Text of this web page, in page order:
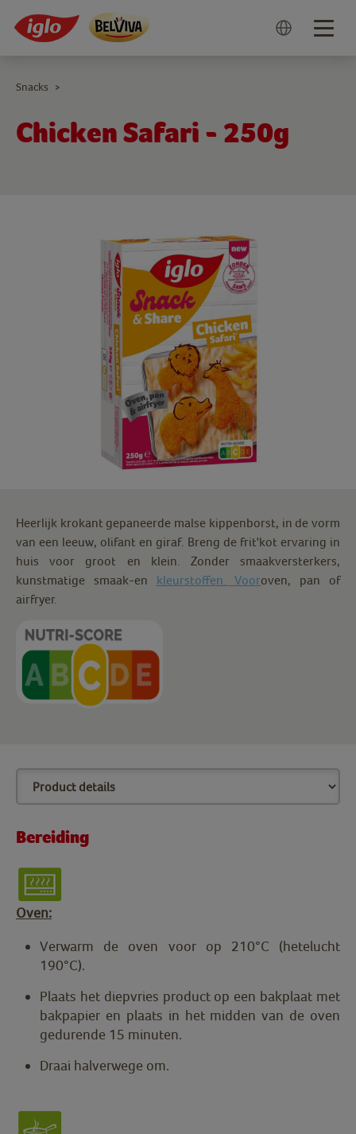
Chicken Safari - 250g
Snacks >
Heerlijk krokant gepaneerde malse kippenborst, in de vorm
van een leeuw, olifant en giraf. Breng de frit'kot ervaring in
huis voor groot en klein. Zonder smaakversterkers,
kunstmatige smaak-en kleurstoffen. Vooroven, pan of
airfryer.
Bereiding
Oven:
Verwarm de oven voor op 210°C (hetelucht
190°C).
Plaats het diepvries product op een bakplaat met
bakpapier en plaats in het midden van de oven
gedurende 15 minuten.
Draai halverwege om.